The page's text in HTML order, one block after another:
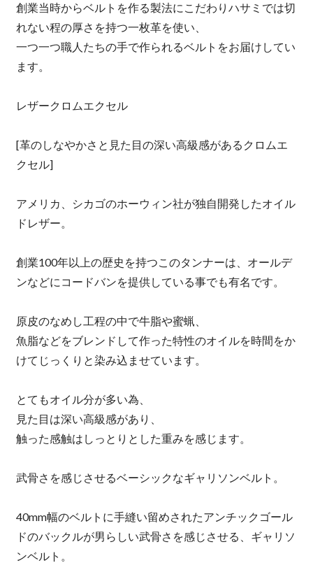
創業当時からベルトを作る製法にこだわりハサミでは切
れない程の厚さを持つ一枚革を使い、
一つ一つ職人たちの手で作られるベルトをお届けしてい
ます。
レザークロムエクセル
[革のしなやかさと見た目の深い高級感があるクロムエ
クセル]
アメリカ、シカゴのホーウィン社が独自開発したオイル
ドレザー。
創業100年以上の歴史を持つこのタンナーは、オールデ
ンなどにコードバンを提供している事でも有名です。
原皮のなめし工程の中で牛脂や蜜蝋、
魚脂などをブレンドして作った特性のオイルを時間をか
けてじっくりと染み込ませています。
とてもオイル分が多い為、
見た目は深い高級感があり、
触った感触はしっとりとした重みを感じます。
武骨さを感じさせるベーシックなギャリソンベルト。
40mm幅のベルトに手縫い留めされたアンチックゴール
ドのバックルが男らしい武骨さを感じさせる、ギャリソ
ンベルト。